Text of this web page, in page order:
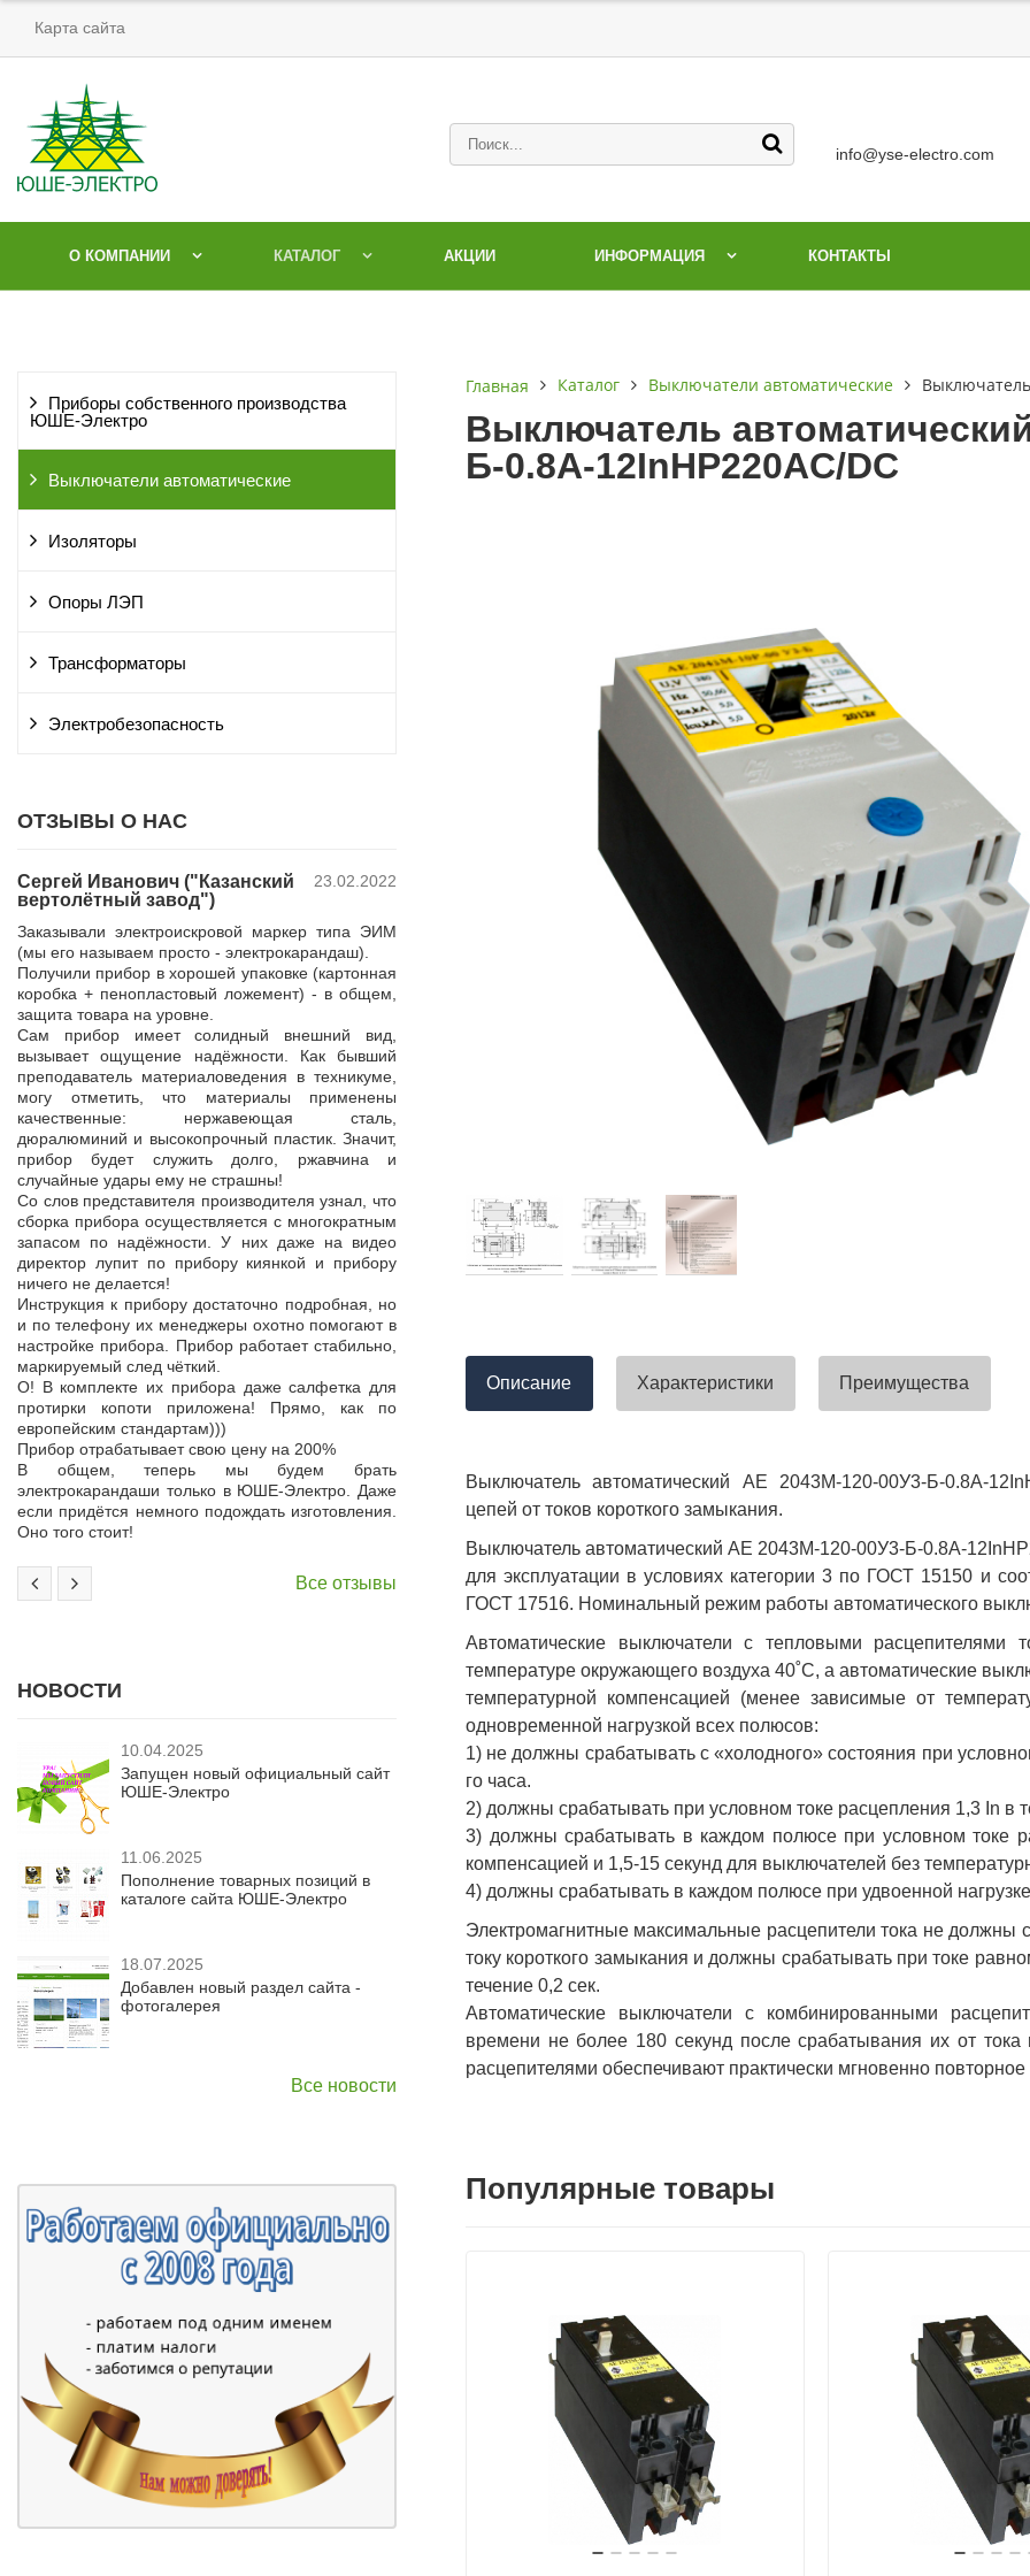
Карта сайта
info@yse-electro.com
О КОМПАНИИ КАТАЛОГ АКЦИИ ИНФОРМАЦИЯ КОНТАКТЫ
Приборы собственного производства
ЮШЕ-Электро
Выключатели автоматические
Изоляторы
Опоры ЛЭП
Трансформаторы
Электробезопасность
ОТЗЫВЫ О НАС
Сергей Иванович ("Казанский
вертолётный завод")
23.02.2022
Заказывали электроискровой маркер типа ЭИМ
(мы его называем просто - электрокарандаш).
Получили прибор в хорошей упаковке (картонная
коробка + пенопластовый ложемент) - в общем,
защита товара на уровне.
Сам прибор имеет солидный внешний вид,
вызывает ощущение надёжности. Как бывший
преподаватель материаловедения в техникуме,
могу отметить, что материалы применены
качественные: нержавеющая сталь,
дюралюминий и высокопрочный пластик. Значит,
прибор будет служить долго, ржавчина и
случайные удары ему не страшны!
Со слов представителя производителя узнал, что
сборка прибора осуществляется с многократным
запасом по надёжности. У них даже на видео
директор лупит по прибору киянкой и прибору
ничего не делается!
Инструкция к прибору достаточно подробная, но
и по телефону их менеджеры охотно помогают в
настройке прибора. Прибор работает стабильно,
маркируемый след чёткий.
О! В комплекте их прибора даже салфетка для
протирки копоти приложена! Прямо, как по
европейским стандартам)))
Прибор отрабатывает свою цену на 200%
В общем, теперь мы будем брать
электрокарандаши только в ЮШЕ-Электро. Даже
если придётся немного подождать изготовления.
Оно того стоит!
Владимир Юрьевич (Филиал
15.02.2022
Компания ЮШЕ-Электро выиграла тендер на
изготовление и поставку деревянных опор ЛЭП
110 кВ для пополнения складского оперативного
Продукция поставлена своевременно. Претензий
Наоборот, деревянные элементы опор высокого
качества, пропитка заболонного слоя древесины
На комплектные изделия (опоры ЛЭП),
впервые на моей памяти компания
производитель и поставщик опор ЛЭП
сопровождает опоры ЛЭП такими документами.
Приятно работать с таким ответственным
поставщиком!
Татьяна (Branch of «Saren B.
V.» PLLC)
Выражаю благодарность
оперативную обработку нашего
Выставили коммерческое
хорошей цене в течение двух
малого сотня товарных
успели закрыть смету большого
вы получили хороший заказ))
Все отзывы
НОВОСТИ
10.04.2025
Запущен новый официальный сайт
ЮШЕ-Электро
11.06.2025
Пополнение товарных позиций в
каталоге сайта ЮШЕ-Электро
18.07.2025
Добавлен новый раздел сайта -
фотогалерея
Все новости
Главная Каталог Выключатели автоматические
Выключатель
Б-0.8А-12InНР220AC/DC
Описание Характеристики Преимущества
Выключатель автоматический АЕ 2043М-120-00У3-Б-0.8А-
цепей от токов короткого замыкания.
Выключатель автоматический АЕ 2043М-120-00У3-Б-0.8А-
для эксплуатации в условиях категории 3 по ГОСТ 15150 и
ГОСТ 17516. Номинальный режим работы автоматического
Автоматические выключатели с тепловыми расцепителями
температуре окружающего воздуха 40˚С, а автоматические
температурной компенсацией (менее зависимые от
одновременной нагрузкой всех полюсов:
1) не должны срабатывать с «холодного» состояния при
го часа.
2) должны срабатывать при условном токе расцепления 1,3 In в
3) должны срабатывать в каждом полюсе при условном токе
компенсацией и 1,5-15 секунд для выключателей без
4) должны срабатывать в каждом полюсе при удвоенной
Электромагнитные максимальные расцепители тока не
току короткого замыкания и должны срабатывать при токе
течение 0,2 сек.
Автоматические выключатели с комбинированными
времени не более 180 секунд после срабатывания их от тока
расцепителями обеспечивают практически мгновенно
Популярные товары